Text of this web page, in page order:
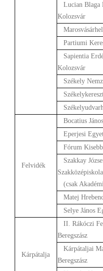
Lucian Blaga
Kolozsvár
Partiumi
Sapientia
Kolozsvár
Székely
Felvidék
Bocatius
Eperjesi
Fórum
Szakkay
(csak
Matej
Selye János
Kárpátalja
II. Rákóczi
Beregszász
Kárpátaljai
Beregszász